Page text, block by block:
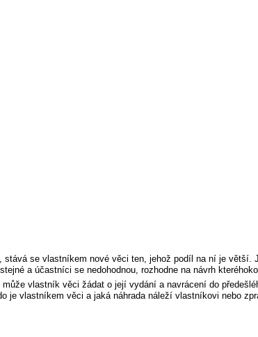
se vlastníkem nové věci ten, jehož podíl na ní je větší.
a účastníci se nedohodnou, rozhodne na návrh
vlastník věci žádat o její vydání a navrácení do
je vlastníkem věci a jaká náhrada náleží vlastníkovi nebo